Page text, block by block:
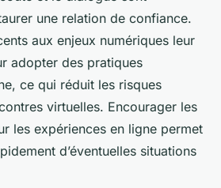
une relation de confiance.
aux enjeux numériques leur
adopter des pratiques
ce qui réduit les risques
virtuelles. Encourager les
les expériences en ligne permet
d’éventuelles situations